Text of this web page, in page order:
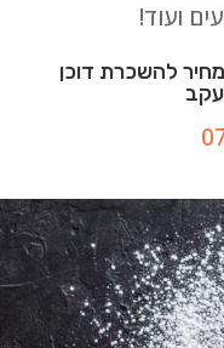
ועוד!
להשכרת דוכן